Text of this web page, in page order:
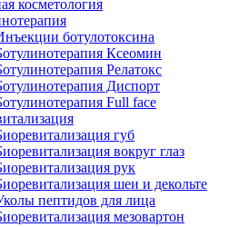
косметология
ботулотоксина
Ксеомин
Релатокс
Диспорт
Full face
губ
вокруг глаз
рук
шеи и декольте
пептидов для лица
мезовартон